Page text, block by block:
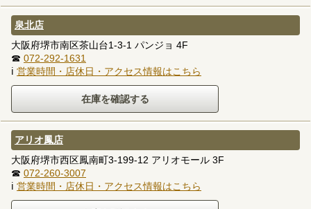
泉北店
大阪府堺市南区茶山台1-3-1 パンジョ 4F
☎ 072-292-1631
ℹ 営業時間・店休日・アクセス情報はこちら
アリオ鳳店
大阪府堺市西区鳳南町3-199-12 アリオモール 3F
☎ 072-260-3007
ℹ 営業時間・店休日・アクセス情報はこちら